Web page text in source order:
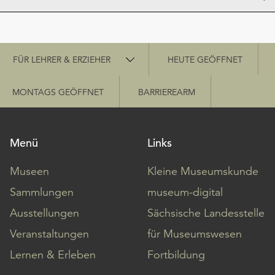
Schnellzugriff
FÜR LEHRER & ERZIEHER HEUTE GEÖFFNET
MONTAGS GEÖFFNET BARRIEREARM
Menü
Museen
Sammlungen
Ausstellungen
Veranstaltungen
Lernen & Erleben
Links
Kleine Museumskunde
museum-digital
Sächsische Landesstelle
für Museumswesen
Fortbildung